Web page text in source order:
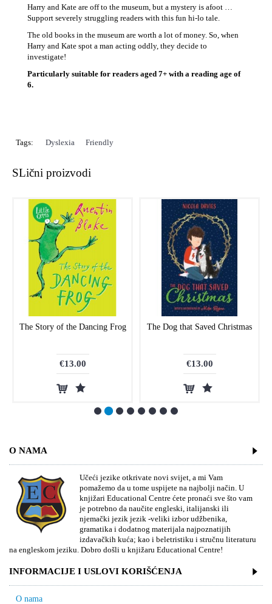
Harry and Kate are off to the museum, but a mystery is afoot …
Support severely struggling readers with this fun hi-lo tale.
The old books in the museum are worth a lot of money. So, when
Harry and Kate spot a man acting oddly, they decide to
investigate!
Particularly suitable for readers aged 7+ with a reading age of
6.
Tags: Dyslexia Friendly
SLični proizvodi
The Story of the Dancing Frog
€13.00
The Dog that Saved Christmas
€13.00
O NAMA
Učeći jezike otkrivate novi svijet, a mi Vam
pomažemo da u tome uspijete na najbolji način. U
knjižari Educational Centre ćete pronaći sve što vam
je potrebno da naučite engleski, italijanski ili
njemački jezik jezik -veliki izbor udžbenika,
gramatika i dodatnog materijala najpoznatijih
izdavačkih kuća; kao i beletristiku i stručnu literaturu
na engleskom jeziku. Dobro došli u knjižaru Educational Centre!
INFORMACIJE I USLOVI KORIŠĆENJA
O nama